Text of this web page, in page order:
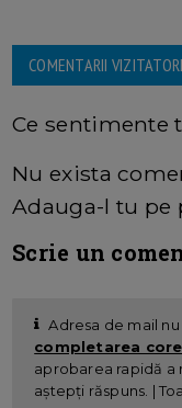
COMENTARII VIZITATORI
Ce sentimente
Nu exista
Adauga-l tu pe
Scrie un
Adresa de mail
completarea
aprobarea rapidă a
aștepți răspuns. |